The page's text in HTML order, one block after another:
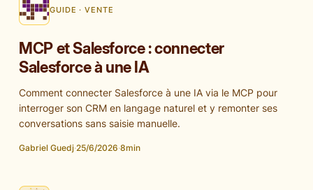
GUIDE · VENTE
MCP et Salesforce : connecter
Salesforce à une IA
Comment connecter Salesforce à une IA via le MCP pour
interroger son CRM en langage naturel et y remonter ses
conversations sans saisie manuelle.
Gabriel Guedj·25/6/2026·8min